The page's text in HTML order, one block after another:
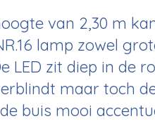
van 2,30 m
lamp zowel
LED zit diep in de
maar toch
buis mooi